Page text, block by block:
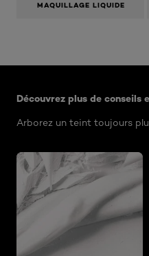
MAQUILLAGE LIQUIDE
Découvrez plus de conseils
Arborez un teint toujours